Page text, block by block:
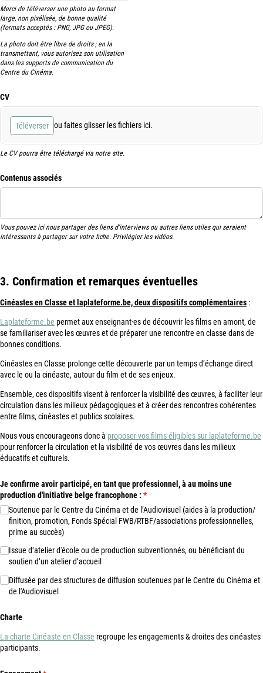
Merci de téléverser une photo au format
large, non pixélisée, de bonne qualité
(formats acceptés : PNG, JPG ou JPEG).
La photo doit être libre de droits ; en la
transmettant, vous autorisez son utilisation
dans les supports de communication du
Centre du Cinéma.
CV
Téléverser ou faites glisser les fichiers ici.
Le CV pourra être téléchargé via notre site.
Contenus associés
Vous pouvez ici nous partager des liens d'interviews ou autres liens utiles qui seraient
intéressants à partager sur votre fiche. Privilégier les vidéos.
3. Confirmation et remarques éventuelles
Cinéastes en Classe et laplateforme.be, deux dispositifs complémentaires :
Laplateforme.be permet aux enseignant·es de découvrir les films en amont, de
se familiariser avec les œuvres et de préparer une rencontre en classe dans de
bonnes conditions.
Cinéastes en Classe prolonge cette découverte par un temps d’échange direct
avec le ou la cinéaste, autour du film et de ses enjeux.
Ensemble, ces dispositifs visent à renforcer la visibilité des œuvres, à faciliter leur
circulation dans les milieux pédagogiques et à créer des rencontres cohérentes
entre films, cinéastes et publics scolaires.
Nous vous encourageons donc à proposer vos films éligibles sur laplateforme.be
pour renforcer la circulation et la visibilité de vos œuvres dans les milieux
éducatifs et culturels.
Je confirme avoir participé, en tant que professionnel, à au moins une
production d'initiative belge francophone : *
(requis)
Soutenue par le Centre du Cinéma et de l’Audiovisuel (aides à la production/​
finition, promotion, Fonds Spécial FWB/​RTBF/​associations professionnelles,
prime au succès)
Issue d’atelier d'école ou de production subventionnés, ou bénéficiant du
soutien d’un atelier d’accueil
Diffusée par des structures de diffusion soutenues par le Centre du Cinéma et
de l'Audiovisuel
Charte
La charte Cinéaste en Classe regroupe les engagements & droites des cinéastes
participants.